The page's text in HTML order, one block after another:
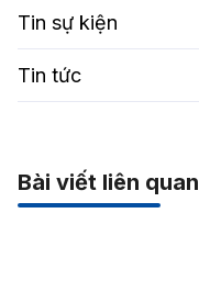
Tin sự kiện
Tin tức
Bài viết liên quan